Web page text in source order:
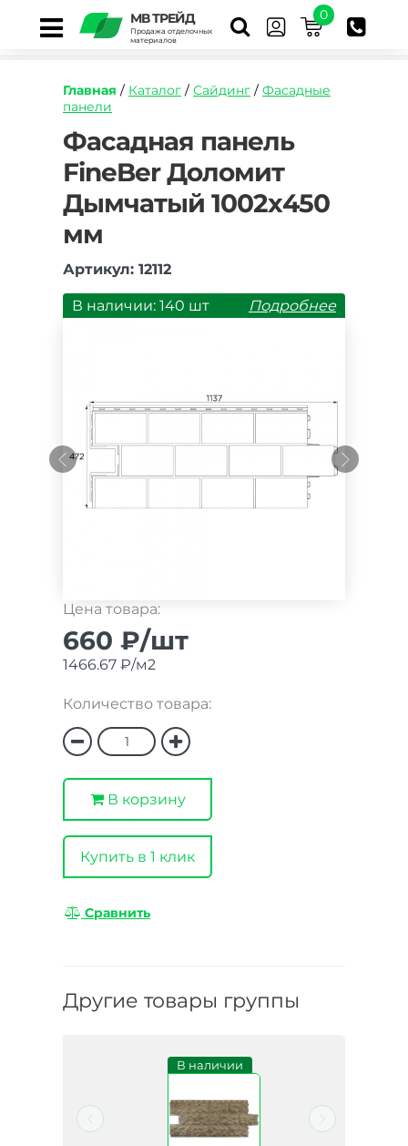
МВ ТРЕЙД
Продажа отделочных
материалов
0
Главная / Каталог / Сайдинг / Фасадные
панели
https://mvtrade.ru/images/id/normal/
panel-
fineber-
dachnyy-
dolomit-
dymchatyy-
1137h472-
Фасадная панель
FineBer Доломит
Дымчатый 1002х450
мм
Артикул: 12112
В наличии: 140 шт Подробнее
Цена товара:
660 ₽/шт
1466.67 ₽/м2
Количество товара:
В корзину
Купить в 1 клик
Сравнить
Другие товары группы
В наличии